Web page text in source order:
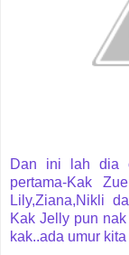
Dan ini lah dia
pertama-Kak
Lily,Ziana,Nikli
Kak Jelly pun
kak..ada umur